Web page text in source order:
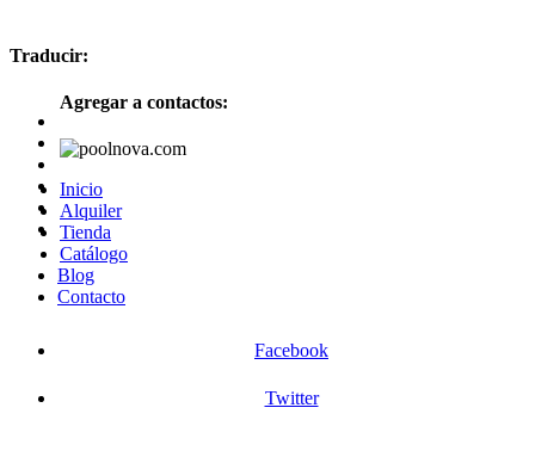
Traducir:
Agregar a contactos:
Inicio
Alquiler
Tienda
Catálogo
Blog
Contacto
Facebook
Twitter